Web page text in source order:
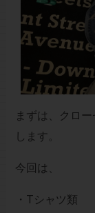
まずは、クロ
します。
今回は、
・Tシャツ類